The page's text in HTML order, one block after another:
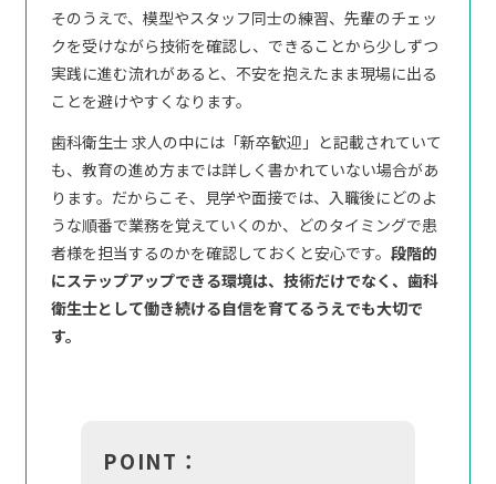
そのうえで、模型やスタッフ同士の練習、先輩のチェッ
クを受けながら技術を確認し、できることから少しずつ
実践に進む流れがあると、不安を抱えたまま現場に出る
ことを避けやすくなります。
歯科衛生士 求人の中には「新卒歓迎」と記載されていて
も、教育の進め方までは詳しく書かれていない場合があ
ります。だからこそ、見学や面接では、入職後にどのよ
うな順番で業務を覚えていくのか、どのタイミングで患
者様を担当するのかを確認しておくと安心です。段階的
にステップアップできる環境は、技術だけでなく、歯科
衛生士として働き続ける自信を育てるうえでも大切で
す。
POINT：